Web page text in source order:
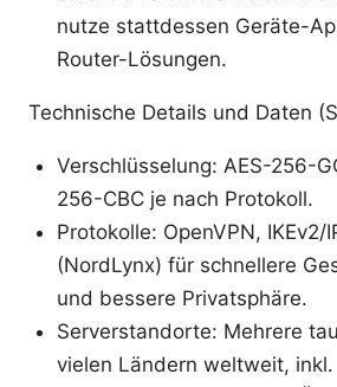
nutze stattdessen Geräte-
Router-Lösungen.
Technische Details und Daten
Verschlüsselung: AES-256-
256-CBC je nach Protokoll.
Protokolle: OpenVPN, IKEv2/
(NordLynx) für schnellere
und bessere Privatsphäre.
Serverstandorte: Mehrere
vielen Ländern weltweit, inkl.